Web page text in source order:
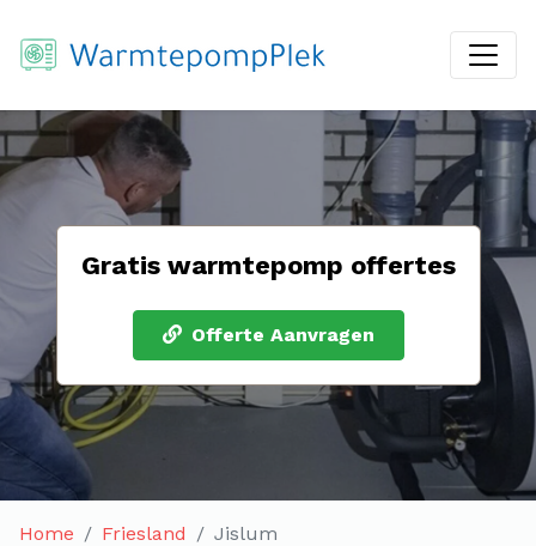
Gratis warmtepomp offertes
Offerte Aanvragen
Home Friesland Jislum